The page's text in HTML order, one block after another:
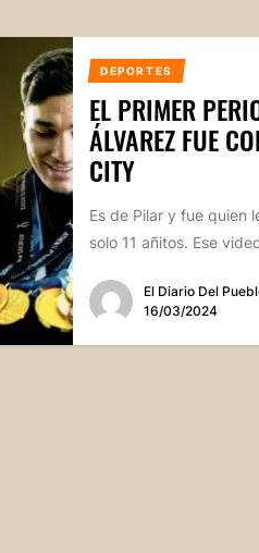
DEPORTES
EL PRIMER
ÁLVAREZ FUE
CITY
Es de Pilar y fue quien
solo 11 añitos. Ese
El Diario Del
16/03/2024